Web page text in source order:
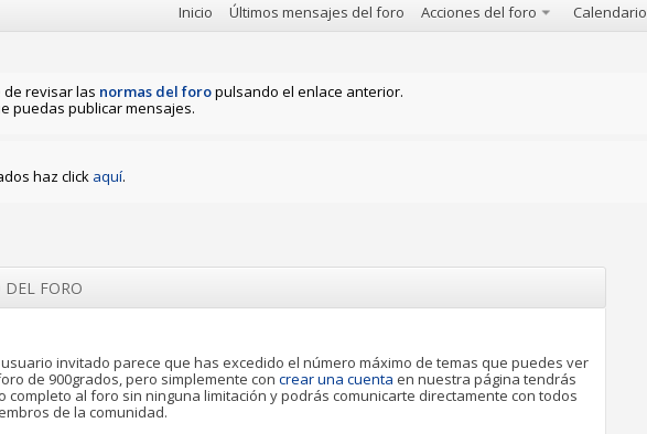
Inicio Últimos mensajes del foro Acciones del foro Calendario
de revisar las normas del foropulsando el enlace anterior.
puedas publicar mensajes.
haz click aquí.
DEL FORO
invitado parece que has excedido el número máximo de temas que puedes ver
de 900grados, pero simplemente con crear una cuenta en nuestra página tendrás
completo al foro sin ninguna limitación y podrás comunicarte directamente con todos
de la comunidad.